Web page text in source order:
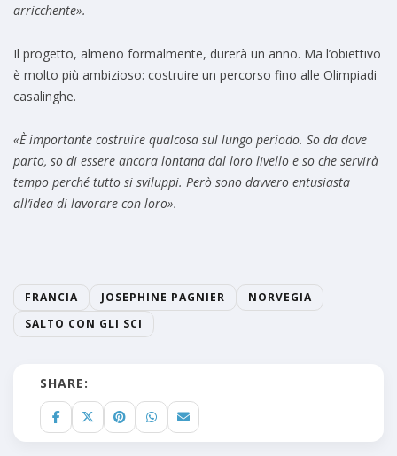
arricchente».
Il progetto, almeno formalmente, durerà un anno. Ma l’obiettivo
è molto più ambizioso: costruire un percorso fino alle Olimpiadi
casalinghe.
«È importante costruire qualcosa sul lungo periodo. So da dove
parto, so di essere ancora lontana dal loro livello e so che servirà
tempo perché tutto si sviluppi. Però sono davvero entusiasta
all’idea di lavorare con loro».
FRANCIA JOSEPHINE PAGNIER
NORVEGIA
SALTO CON GLI SCI
SHARE: